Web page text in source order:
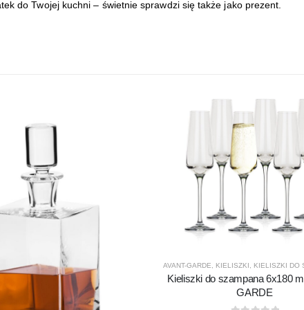
do Twojej kuchni – świetnie sprawdzi się także jako prezent.
AVANT-GARDE KIELISZKI KIELISZKI DO
Kieliszki do szampana 6x180
GARDE